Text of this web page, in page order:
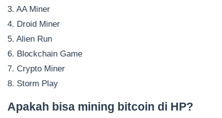
3. AA Miner
4. Droid Miner
5. Alien Run
6. Blockchain Game
7. Crypto Miner
8. Storm Play
Apakah bisa mining bitcoin di HP?